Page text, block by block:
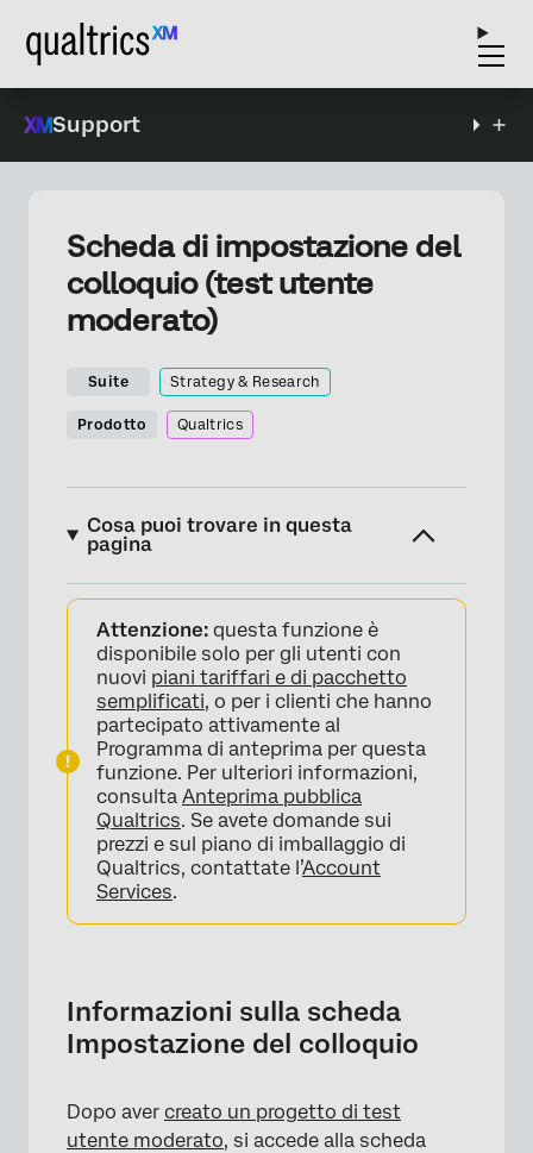
Support
Scheda di impostazione del
colloquio (test utente
moderato)
Suite Strategy & Research
Prodotto Qualtrics
Cosa puoi trovare in questa
pagina
Informazioni sulla scheda Impostazione del
colloquio
Dettagli generali
Disponibilità al colloquio
Impostazioni di pianificazione
Moderatori aggiuntivi
Salvataggio dell’impostazione
Creazione di tipi di intervista aggiuntivi
Attenzione: questa funzione è
disponibile solo per gli utenti con
nuovi piani tariffari e di pacchetto
semplificati, o per i clienti che hanno
partecipato attivamente al
Programma di anteprima per questa
funzione. Per ulteriori informazioni,
consulta Anteprima pubblica
Qualtrics. Se avete domande sui
prezzi e sul piano di imballaggio di
Qualtrics, contattate l’Account
Services.
Informazioni sulla scheda
Impostazione del colloquio
Dopo aver creato un progetto di test
utente moderato, si accede alla scheda